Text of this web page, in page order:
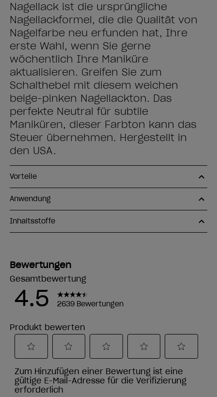
Nagellack ist die ursprüngliche
Nagellackformel, die die Qualität von
Nagelfarbe neu erfunden hat, Ihre
erste Wahl, wenn Sie gerne
wöchentlich Ihre Maniküre
aktualisieren. Greifen Sie zum
Schalthebel mit diesem weichen
beige-pinken Nagellackton. Das
perfekte Neutral für subtile
Maniküren, dieser Farbton kann das
Steuer übernehmen. Hergestellt in
den USA.
Vorteile
Anwendung
Inhaltsstoffe